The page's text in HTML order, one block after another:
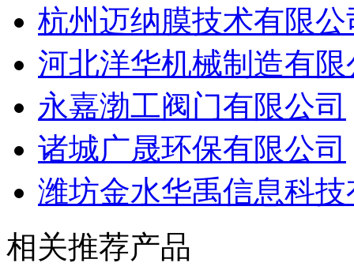
杭州迈纳膜技术有限公
河北洋华机械制造有限
永嘉渤工阀门有限公司
诸城广晟环保有限公司
潍坊金水华禹信息科
相关推荐产品